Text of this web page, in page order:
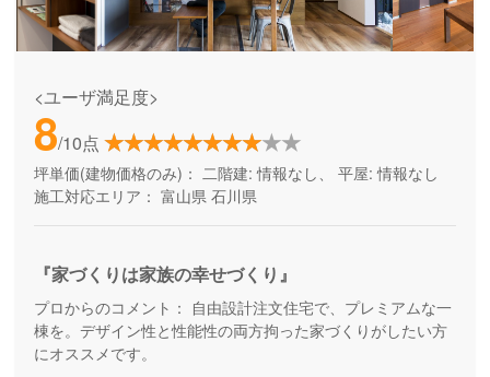
<ユーザ満足度>
8/10点
坪単価(建物価格のみ)： 二階建: 情報なし、 平屋: 情報なし
施工対応エリア： 富山県 石川県
『家づくりは家族の幸せづくり』
プロからのコメント： 自由設計注文住宅で、プレミアムな一
棟を。デザイン性と性能性の両方拘った家づくりがしたい方
にオススメです。